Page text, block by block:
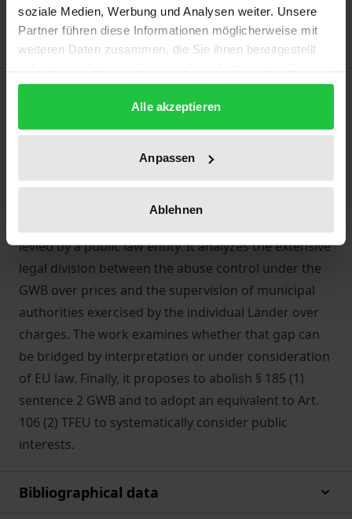
soziale Medien, Werbung und Analysen weiter. Unsere
Partner führen diese Informationen möglicherweise mit
weiteren Daten zusammen, die Sie ihnen bereitgestellt
gesammelt haben.
Alle akzeptieren
Anpassen
Ablehnen
Delivery cost notice
Description
Is the German Competition Act applicable to public
authority economic action governed by public law?
This work approaches the issue – due to greatly
varying prices and § 185 (1) sentence 2 GWB – based
levied by a public law entity. It analyzes the extensive
legal division between the abuse control under the
GWB over prices and the supervision of municipal
authorities exercised by the individual Länder over
charges. The work examines whether that gap can
be bridged by interpretation or under consideration
of EU law. Finally, it proposes to abolish § 185 (1)
sentence 2 GWB and to adopt an equivalent to Art.
106 (2) TFEU to systematically consider public
interests.
Bibliographical data